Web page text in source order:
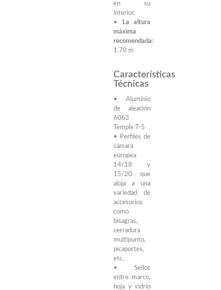
en su
interior.
•
La altura
máxima
recomendada:
1.70 m
Características
Técnicas
• Aluminio
de aleación
6063
Temple T-5
• Perfiles de
cámara
europea
14/18 y
15/20 que
aloja a una
variedad de
accesorios
como
bisagras,
cerradura
multipunto,
picaportes,
etc.
• Sellos
entre marco,
hoja y vidrio